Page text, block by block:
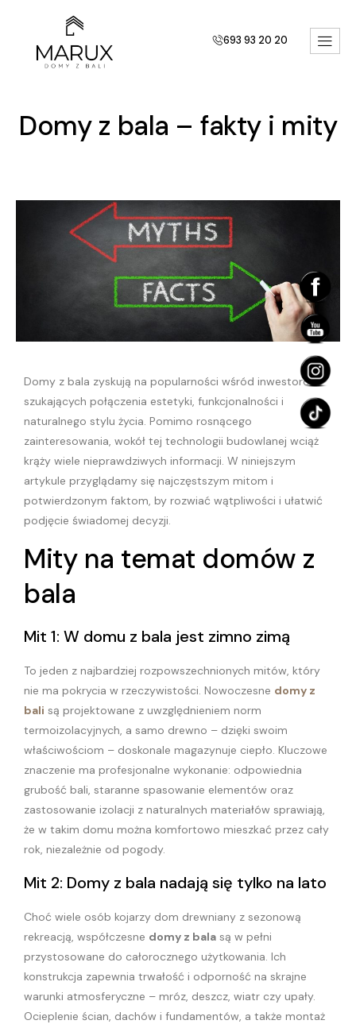
693 93 20 20
Domy z bala – fakty i mity
Domy z bala zyskują na popularności wśród inwestorów
szukających połączenia estetyki, funkcjonalności i
naturalnego stylu życia. Pomimo rosnącego
zainteresowania, wokół tej technologii budowlanej wciąż
krąży wiele nieprawdziwych informacji. W niniejszym
artykule przyglądamy się najczęstszym mitom i
potwierdzonym faktom, by rozwiać wątpliwości i ułatwić
podjęcie świadomej decyzji.
Mity na temat domów z
bala
Mit 1: W domu z bala jest zimno zimą
To jeden z najbardziej rozpowszechnionych mitów, który
nie ma pokrycia w rzeczywistości. Nowoczesne domy z
bali są projektowane z uwzględnieniem norm
termoizolacyjnych, a samo drewno – dzięki swoim
właściwościom – doskonale magazynuje ciepło. Kluczowe
znaczenie ma profesjonalne wykonanie: odpowiednia
grubość bali, staranne spasowanie elementów oraz
zastosowanie izolacji z naturalnych materiałów sprawiają,
że w takim domu można komfortowo mieszkać przez cały
rok, niezależnie od pogody.
Mit 2: Domy z bala nadają się tylko na lato
Choć wiele osób kojarzy dom drewniany z sezonową
rekreacją, współczesne domy z bala są w pełni
przystosowane do całorocznego użytkowania. Ich
konstrukcja zapewnia trwałość i odporność na skrajne
warunki atmosferyczne – mróz, deszcz, wiatr czy upały.
Ocieplenie ścian, dachów i fundamentów, a także montaż